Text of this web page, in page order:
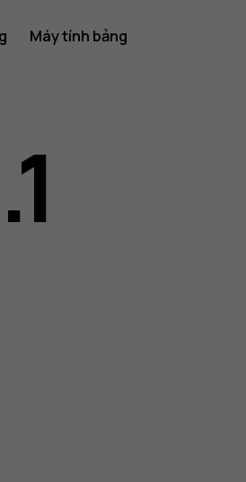
Máy tính bảng